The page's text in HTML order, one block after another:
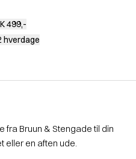
499,-
hverdage
fra Bruun & Stengade til din
eller en aften ude.